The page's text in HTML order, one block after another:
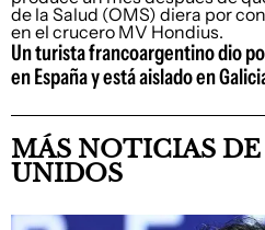
Un turista francoargentino dio
en España y está aislado en
MÁS NOTICIAS DE
UNIDOS